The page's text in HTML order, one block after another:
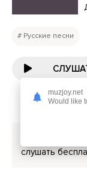
Русские песни
слушать
muzjoy.net
Would like